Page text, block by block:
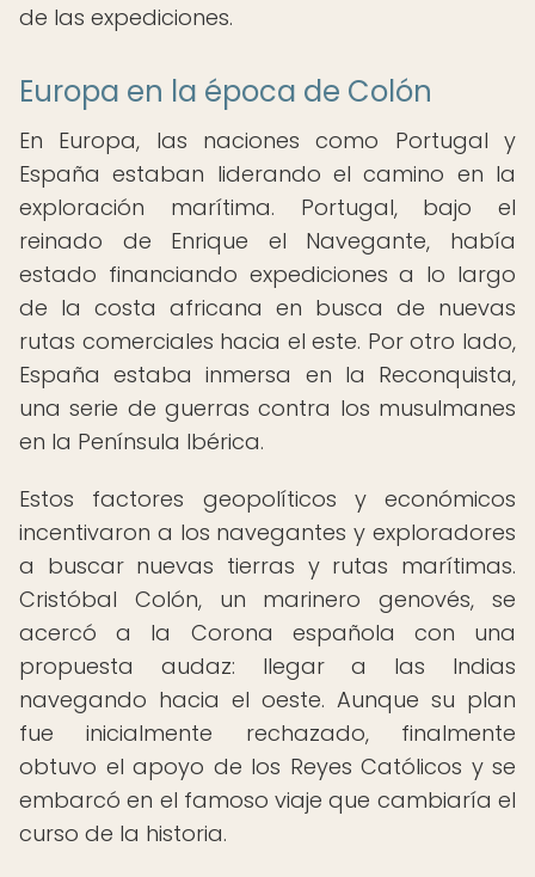
de las expediciones.
Europa en la época de Colón
En Europa, las naciones como Portugal y
España estaban liderando el camino en la
exploración marítima. Portugal, bajo el
reinado de Enrique el Navegante, había
estado financiando expediciones a lo largo
de la costa africana en busca de nuevas
rutas comerciales hacia el este. Por otro lado,
España estaba inmersa en la Reconquista,
una serie de guerras contra los musulmanes
en la Península Ibérica.
Estos factores geopolíticos y económicos
incentivaron a los navegantes y exploradores
a buscar nuevas tierras y rutas marítimas.
Cristóbal Colón, un marinero genovés, se
acercó a la Corona española con una
propuesta audaz: llegar a las Indias
navegando hacia el oeste. Aunque su plan
fue inicialmente rechazado, finalmente
obtuvo el apoyo de los Reyes Católicos y se
embarcó en el famoso viaje que cambiaría el
curso de la historia.